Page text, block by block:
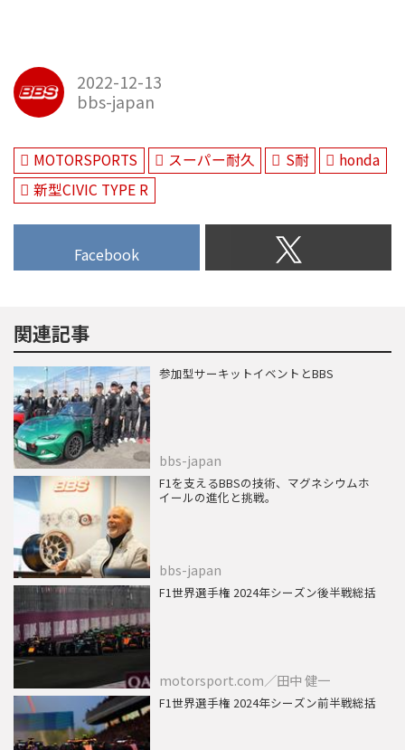
2022-12-13
bbs-japan
MOTORSPORTS スーパー耐久 S耐
honda
新型CIVIC TYPE R
Facebook
関連記事
参加型サーキットイベントとBBS
bbs-japan
F1を支えるBBSの技術、マグネシウムホ
イールの進化と挑戦。
bbs-japan
F1世界選手権 2024年シーズン後半戦総括
motorsport.com／田中 健一
F1世界選手権 2024年シーズン前半戦総括